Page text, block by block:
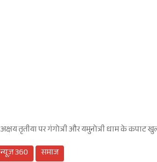
अक्षय तृतीया पर गंगोत्री और यमुनोत्री धाम के कपाट
न्यूज़ 360 समाज